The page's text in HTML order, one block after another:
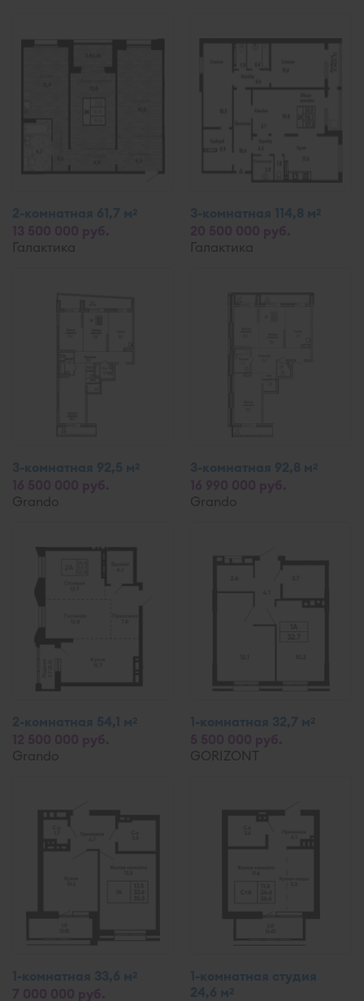
2-комнатная 61,7 м2
Галактика
3-комнатная 114,8 м2
Галактика
3-комнатная 92,5 м2
Grando
3-комнатная 92,8 м2
Grando
2-комнатная 54,1 м2
Grando
1-комнатная 32,7 м2
GORIZONT
1-комнатная 33,6 м2
1-комнатная студия
24,6 м2